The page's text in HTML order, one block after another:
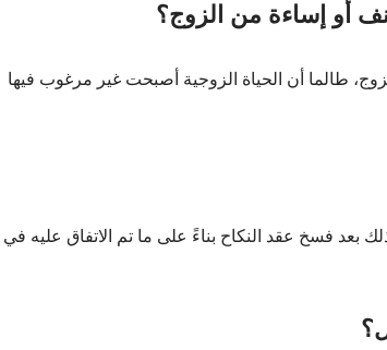
أو إساءة من الزوج؟
طالما أن الحياة الزوجية أصبحت غير مرغوب فيها
بعد فسخ عقد النكاح بناءً على ما تم الاتفاق عليه في